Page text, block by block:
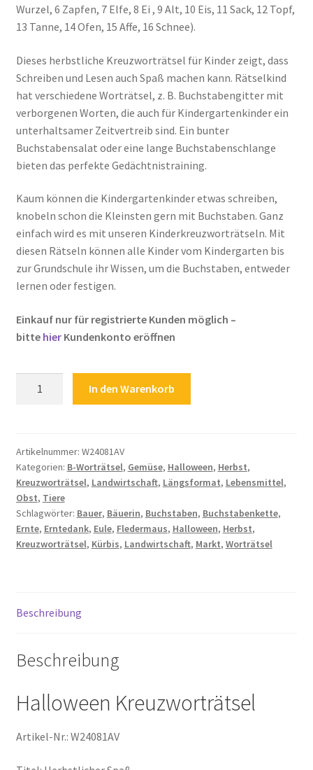
Wurzel, 6 Zapfen, 7 Elfe, 8 Ei , 9 Alt, 10 Eis, 11 Sack, 12 Topf,
13 Tanne, 14 Ofen, 15 Affe, 16 Schnee).
Dieses herbstliche Kreuzworträtsel für Kinder zeigt, dass
Schreiben und Lesen auch Spaß machen kann. Rätselkind
hat verschiedene Worträtsel, z. B. Buchstabengitter mit
verborgenen Worten, die auch für Kindergartenkinder ein
unterhaltsamer Zeitvertreib sind. Ein bunter
Buchstabensalat oder eine lange Buchstabenschlange
bieten das perfekte Gedächtnistraining.
Kaum können die Kindergartenkinder etwas schreiben,
knobeln schon die Kleinsten gern mit Buchstaben. Ganz
einfach wird es mit unseren Kinderkreuzworträtseln. Mit
diesen Rätseln können alle Kinder vom Kindergarten bis
zur Grundschule ihr Wissen, um die Buchstaben, entweder
lernen oder festigen.
Einkauf nur für registrierte Kunden möglich –
bitte hierKundenkonto eröffnen
Erntedank
Ernte
Halloween
Kreuzworträtsel
Herbst
Kürbis
In den Warenkorb
Artikelnummer: W24081AV
Kategorien: B-Worträtsel, Gemüse, Halloween, Herbst,
Kreuzworträtsel, Landwirtschaft, Längsformat, Lebensmittel,
Obst, Tiere
Schlagwörter: Bauer, Bäuerin, Buchstaben, Buchstabenkette,
Ernte, Erntedank, Eule, Fledermaus, Halloween, Herbst,
Kreuzworträtsel, Kürbis, Landwirtschaft, Markt, Worträtsel
Beschreibung
Beschreibung
Halloween Kreuzworträtsel
Artikel-Nr.: W24081AV